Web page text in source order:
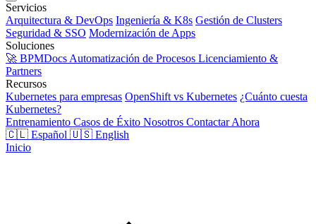
Servicios
Arquitectura & DevOps Ingeniería & K8s Gestión de Clusters
Seguridad & SSO Modernización de Apps
Soluciones
🚀 BPMDocs Automatización de Procesos Licenciamiento &
Partners
Recursos
Kubernetes para empresas OpenShift vs Kubernetes ¿Cuánto cuesta
Kubernetes?
Entrenamiento Casos de Éxito Nosotros Contactar Ahora
🇨🇱 Español 🇺🇸 English
Inicio